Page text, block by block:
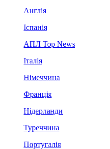
Англія
Іспанія
АПЛ Top News
Італія
Німеччина
Франція
Нідерланди
Туреччина
Португалія